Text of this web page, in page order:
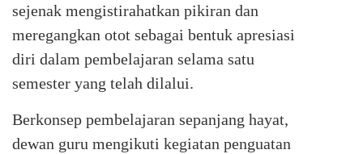
sejenak mengistirahatkan pikiran dan
meregangkan otot sebagai bentuk apresiasi
diri dalam pembelajaran selama satu
semester yang telah dilalui.
Berkonsep pembelajaran sepanjang hayat,
dewan guru mengikuti kegiatan penguatan